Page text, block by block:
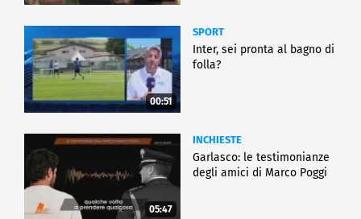
00:51
SPORT
Inter, sei pronta al bagno di
folla?
05:47
INCHIESTE
Garlasco: le testimonianze
degli amici di Marco Poggi